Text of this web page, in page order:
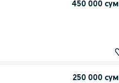
450 000 сум
250 000 сум